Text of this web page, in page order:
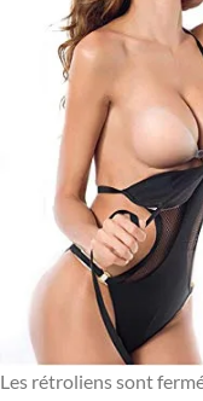
Les rétroliens sont